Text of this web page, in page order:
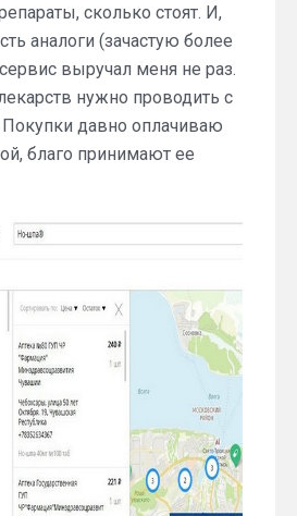
сколько стоят. И,
аналоги (зачастую более
выручал меня не раз.
нужно проводить с
давно оплачиваю
благо принимают ее